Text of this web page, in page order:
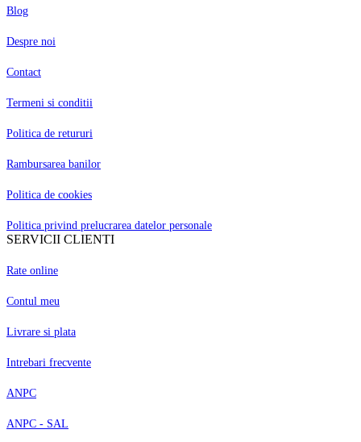
Blog
Despre noi
Contact
Termeni si conditii
Politica de retururi
Rambursarea banilor
Politica de cookies
Politica privind prelucrarea datelor personale
SERVICII CLIENTI
Rate online
Contul meu
Livrare si plata
Intrebari frecvente
ANPC
ANPC - SAL